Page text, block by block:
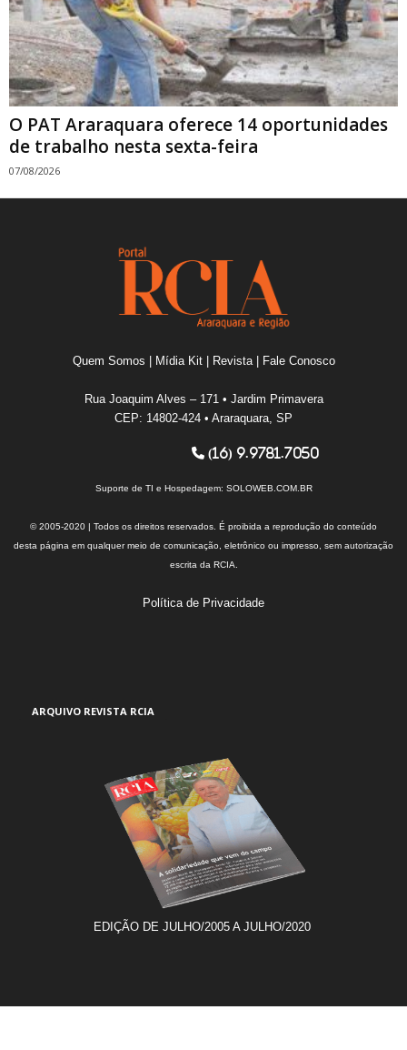
O PAT Araraquara oferece 14 oportunidades
de trabalho nesta sexta-feira
07/08/2026
Quem Somos Mídia Kit| Revista| Fale Conosco
Rua Joaquim Alves – 171 • Jardim Primavera
CEP: 14802-424 • Araraquara, SP
(16) 9.9781.7050
Suporte de TI e Hospedagem: SOLOWEB.COM.BR
© 2005-2020 | Todos os direitos reservados. É proibida a reprodução do conteúdo
desta página em qualquer meio de comunicação, eletrônico ou impresso, sem autorização
escrita da RCIA.
Política de Privacidade
ARQUIVO REVISTA RCIA
EDIÇÃO DE JULHO/2005 A JULHO/2020